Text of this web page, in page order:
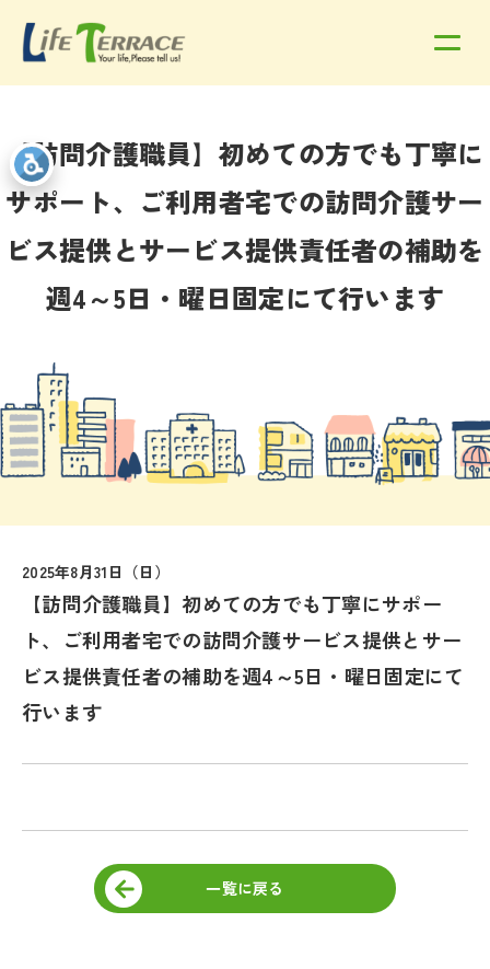
【訪問介護職員】初めての方でも丁寧に
サポート、ご利用者宅での訪問介護サー
ビス提供とサービス提供責任者の補助を
週4～5日・曜日固定にて行います
2025年8月31日（日）
【訪問介護職員】初めての方でも丁寧にサポー
ト、ご利用者宅での訪問介護サービス提供とサー
ビス提供責任者の補助を週4～5日・曜日固定にて
行います
一覧に戻る